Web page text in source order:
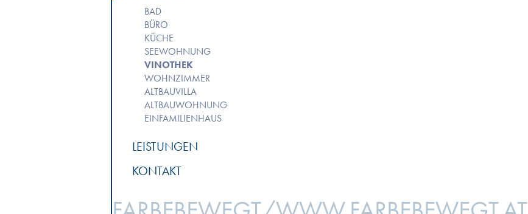
BAD
BÜRO
KÜCHE
SEEWOHNUNG
VINOTHEK
WOHNZIMMER
ALTBAUVILLA
ALTBAUWOHNUNG
EINFAMILIENHAUS
LEISTUNGEN
KONTAKT